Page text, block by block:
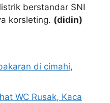
berstandar SNI
korsleting. (didin)
di cimahi,
WC Rusak, Kaca